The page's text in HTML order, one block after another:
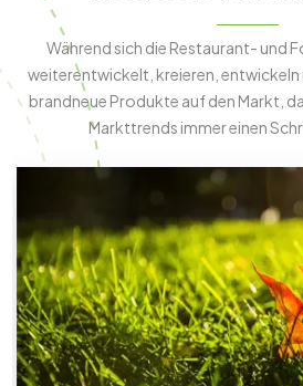
Während sich die Restaurant- und
weiterentwickelt, kreieren, entwickeln
brandneue Produkte auf den Markt,
Markttrends immer einen